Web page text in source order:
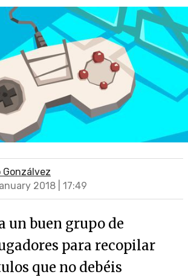
Gonzálvez
2018 | 17:49
un buen grupo de
para recopilar
que no debéis